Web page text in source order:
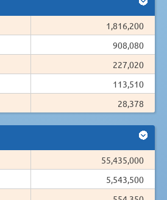
1,816,200
908,080
227,020
113,510
28,378
55,435,000
5,543,500